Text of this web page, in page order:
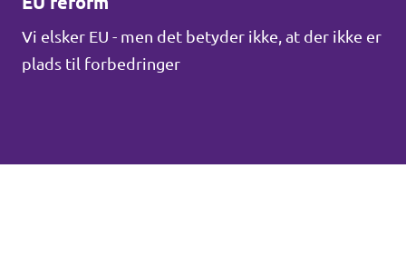
Vi elsker EU - men det betyder ikke, at der ikke er
plads til forbedringer